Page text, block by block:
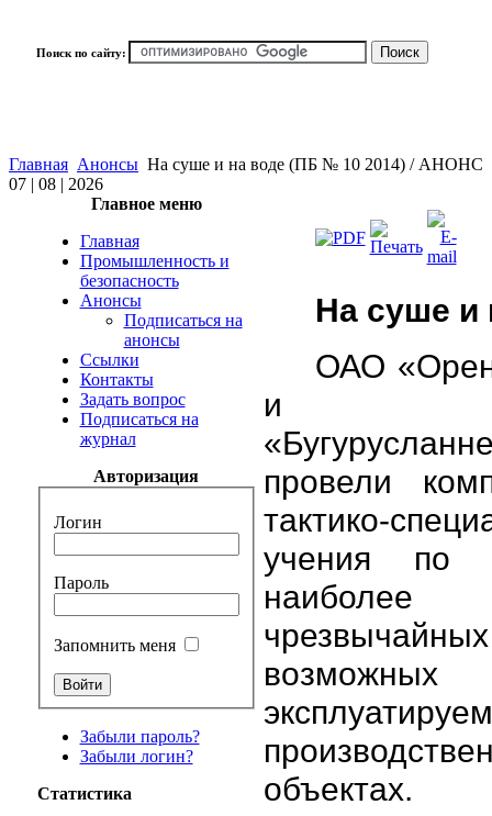
Поиск по сайту:
Главная Анонсы На суше и на воде (ПБ № 10 2014) / АНОНС
07 | 08 | 2026
Главное меню
Главная
Промышленность и
безопасность
Анонсы
Подписаться на
анонсы
Ссылки
Контакты
Задать вопрос
Подписаться на
журнал
Авторизация
Логин
Пароль
Запомнить меня
Забыли пароль?
Забыли логин?
Статистика
На суше и
ОАО
и
провели
тактико-
учения по
наиболее
объектах.